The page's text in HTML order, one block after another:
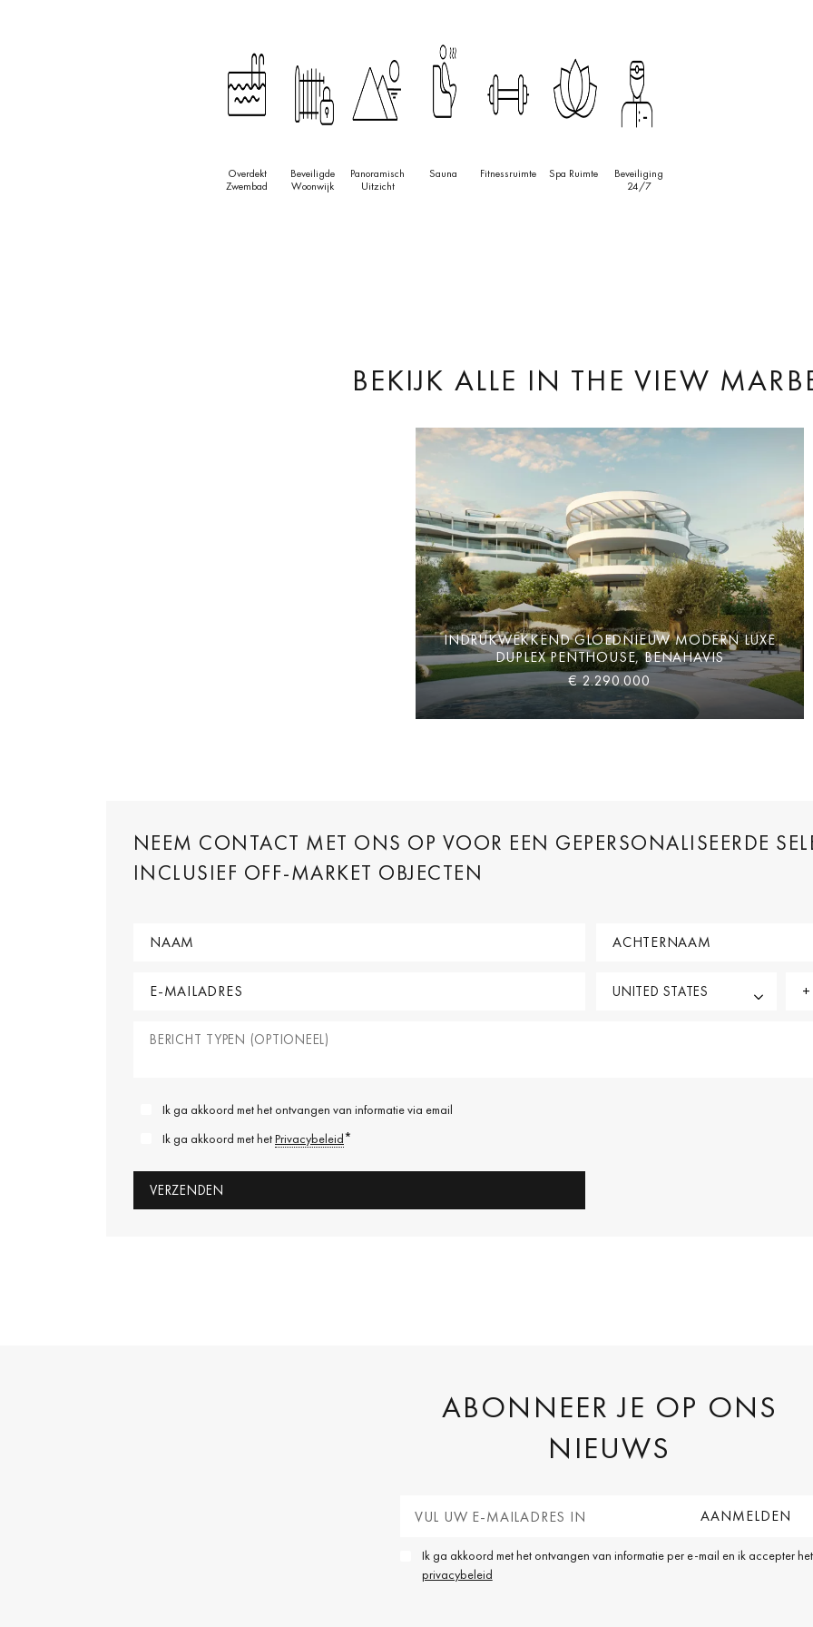
Overdekt
Zwembad
Beveiligde
Woonwijk
Panoramisch
Uitzicht
Sauna Fitnessruimte Spa Ruimte
Beveiliging
24/7
BEKIJK ALLE IN THE VIEW
INDRUKWEKKEND GLOEDNIEUW MODERN LUXE
DUPLEX PENTHOUSE, BENAHAVIS
€ 2.290.000
NEEM CONTACT MET ONS OP VOOR EEN GEPERSONALISEERDE
INCLUSIEF OFF-MARKET OBJECTEN
Ik ga akkoord met het ontvangen van informatie via email
Ik ga akkoord met hetPrivacybeleid*
ABONNEER JE OP ONS
NIEUWS
Ik ga akkoord met het ontvangen van informatie per e-mail en ik accepter het
privacybeleid